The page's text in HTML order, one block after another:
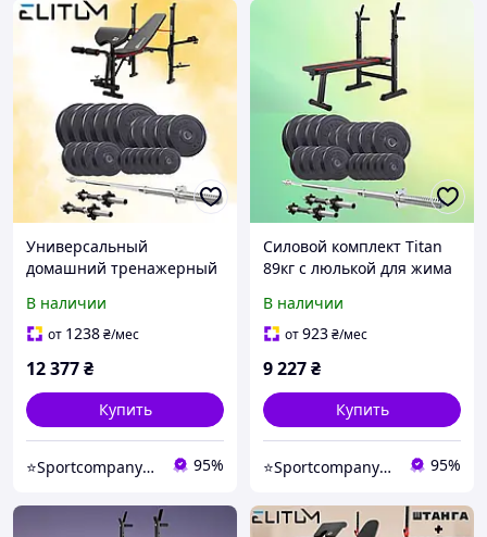
Универсальный
домашний тренажерный
Titan 109кг с лавой HS-
1055 Pro штангой и
В наличии
от 1238₴/мес
12 377₴
Купить
⭐️Sportcompany⭐️ Інтернет магазин спортивних товарів⭐️ 95%
Силовой комплект Titan
89кг с люлькой для жима
HS-1080 штангой и
гантелями
В наличии
от923₴/мес
9 227₴
Купить
⭐️Sportcompany⭐️ Інтернет магазин спортивних товарів⭐️ 95%